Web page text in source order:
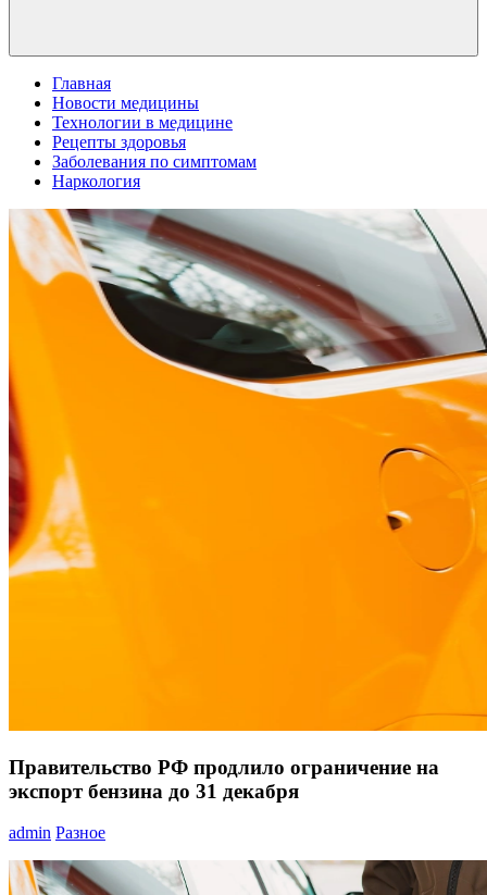
Главная
Новости медицины
Технологии в медицине
Рецепты здоровья
Заболевания по симптомам
Наркология
Правительство РФ продлило ограничение на
экспорт бензина до 31 декабря
admin Разное